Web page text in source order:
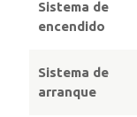
Sistema de
encendido
Sistema de
arranque